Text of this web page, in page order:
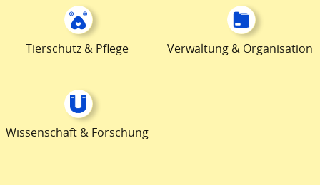
Tierschutz & Pflege Verwaltung & Organisation
Wissenschaft & Forschung